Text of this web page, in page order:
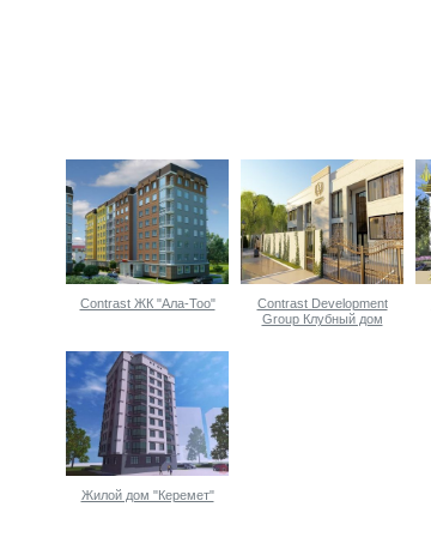
Contrast ЖК "Ала-Тоо"
Contrast Development
Group Клубный дом
Жилой дом "Керемет"